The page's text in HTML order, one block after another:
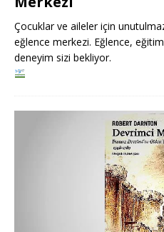
Çocuklar ve aileler için
eğlence merkezi. Eğlence,
deneyim sizi bekliyor.